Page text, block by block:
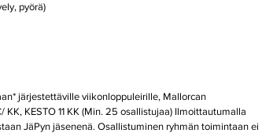
pyörä)
järjestettäville viikonloppuleirille, Mallorcan
KESTO 11 KK (Min. 25 osallistujaa) Ilmoittautumalla
JäPyn jäsenenä. Osallistuminen ryhmän toimintaan ei